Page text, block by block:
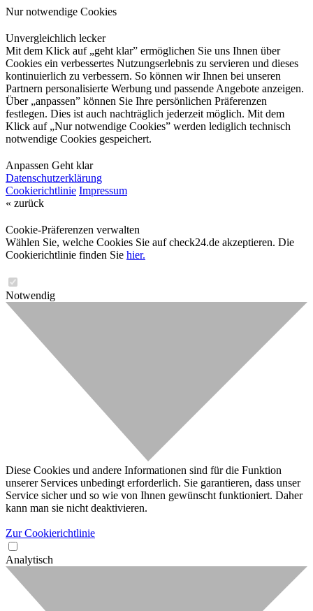
Nur notwendige Cookies
Unvergleichlich lecker
Mit dem Klick auf „geht klar” ermöglichen Sie uns Ihnen über
Cookies ein verbessertes Nutzungserlebnis zu servieren und dieses
kontinuierlich zu verbessern. So können wir Ihnen bei unseren
Partnern personalisierte Werbung und passende Angebote anzeigen.
Über „anpassen” können Sie Ihre persönlichen Präferenzen
festlegen. Dies ist auch nachträglich jederzeit möglich. Mit dem
Klick auf „Nur notwendige Cookies” werden lediglich technisch
notwendige Cookies gespeichert.
Anpassen Geht klar
Datenschutzerklärung
Cookierichtlinie Impressum
« zurück
Cookie-Präferenzen verwalten
Wählen Sie, welche Cookies Sie auf check24.de akzeptieren. Die
Cookierichtlinie finden Sie hier.
Notwendig
Diese Cookies und andere Informationen sind für die Funktion
unserer Services unbedingt erforderlich. Sie garantieren, dass unser
Service sicher und so wie von Ihnen gewünscht funktioniert. Daher
kann man sie nicht deaktivieren.
Zur Cookierichtlinie
Analytisch